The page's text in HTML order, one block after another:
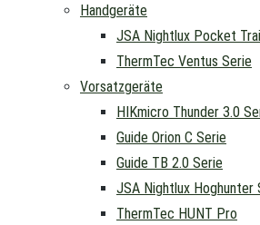
Handgeräte
JSA Nightlux Pocket
ThermTec Ventus Serie
Vorsatzgeräte
HIKmicro Thunder 3.0
Guide Orion C Serie
Guide TB 2.0 Serie
JSA Nightlux Hoghunter
ThermTec HUNT Pro